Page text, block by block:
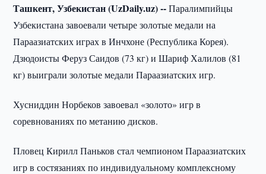
Ташкент, Узбекистан (UzDaily.uz) --Паралимпийцы
Узбекистана завоевали четыре золотые медали на
Параазиатских играх в Инчхоне (Республика Корея).
Дзюдоисты Феруз Саидов (73 кг) и Шариф Халилов (81
кг) выиграли золотые медали Параазиатских игр.
Хусниддин Норбеков завоевал «золото» игр в
соревнованиях по метанию дисков.
Пловец Кирилл Паньков стал чемпионом Параазиатских
игр в состязаниях по индивидуальному комплексному